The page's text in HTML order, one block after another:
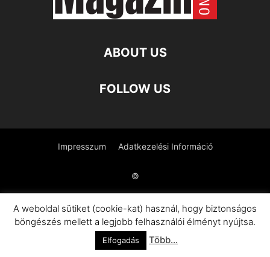
ABOUT US
FOLLOW US
Impresszum Adatkezelési Információ
©
A weboldal sütiket (cookie-kat) használ, hogy biztonságos
böngészés mellett a legjobb felhasználói élményt nyújtsa.
Elfogadás Több...